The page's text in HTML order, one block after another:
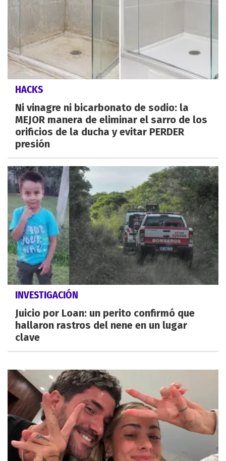
HACKS
Ni vinagre ni bicarbonato de sodio: la
MEJOR manera de eliminar el sarro de los
orificios de la ducha y evitar PERDER
presión
INVESTIGACIÓN
Juicio por Loan: un perito confirmó que
hallaron rastros del nene en un lugar
clave